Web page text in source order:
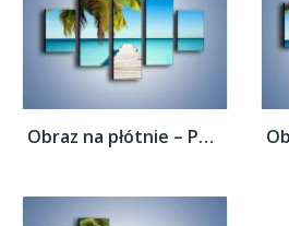
Obraz na płótnie – Pomost wprost do raju –...